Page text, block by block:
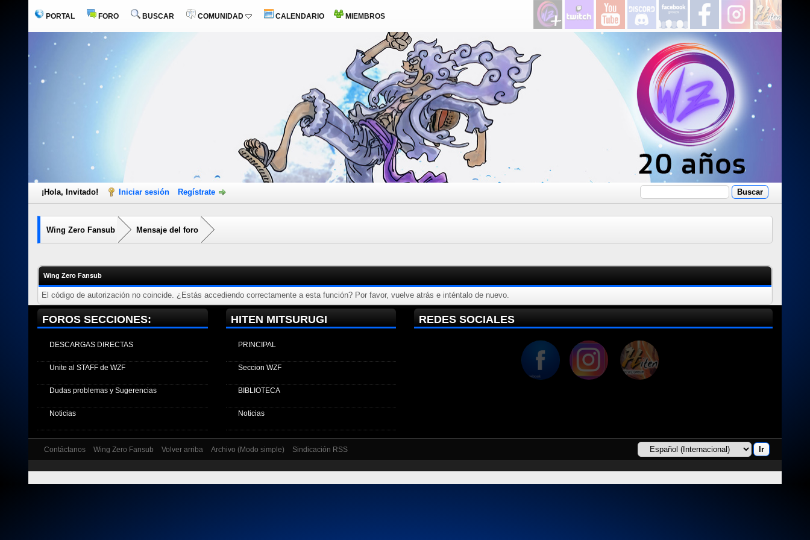
PORTAL FORO BUSCAR COMUNIDAD CALENDARIO MIEMBROS
¡Hola, Invitado! Iniciar sesión Regístrate
Wing Zero Fansub Mensaje del foro
Wing Zero Fansub
El código de autorización no coincide. ¿Estás accediendo correctamente a esta función? Por favor, vuelve atrás e inténtalo de nuevo.
FOROS SECCIONES:
DESCARGAS DIRECTAS
Unite al STAFF de WZF
Dudas problemas y Sugerencias
Noticias
HITEN MITSURUGI
PRINCIPAL
Seccion WZF
BIBLIOTECA
Noticias
REDES SOCIALES
Contáctanos Wing Zero Fansub Volver arriba Archivo (Modo simple) Sindicación RSS